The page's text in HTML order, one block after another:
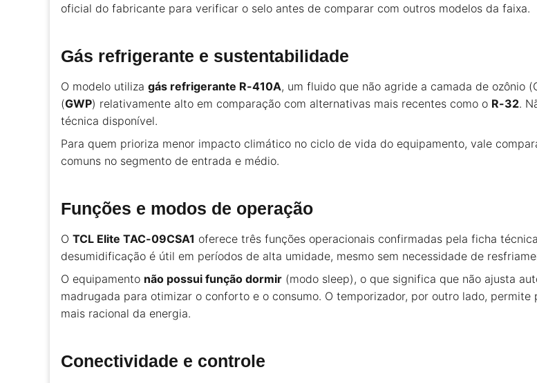
oficial do fabricante para verificar o selo antes de comparar com outros modelos da faixa.
Gás refrigerante e sustentabilidade
O modelo utiliza gás refrigerante R-410A, um fluido que não agride a camada de ozônio
(GWP) relativamente alto em comparação com alternativas mais recentes como o R-32.
técnica disponível.
Para quem prioriza menor impacto climático no ciclo de vida do equipamento, vale
comuns no segmento de entrada e médio.
Funções e modos de operação
O TCL Elite TAC-09CSA1 oferece três funções operacionais confirmadas pela ficha
desumidificação é útil em períodos de alta umidade, mesmo sem necessidade de
O equipamento não possui função dormir (modo sleep), o que significa que não ajusta
madrugada para otimizar o conforto e o consumo. O temporizador, por outro lado,
mais racional da energia.
Conectividade e controle